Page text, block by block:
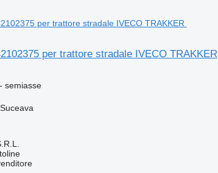
per trattore stradale IVECO TRAKKER
semiasse